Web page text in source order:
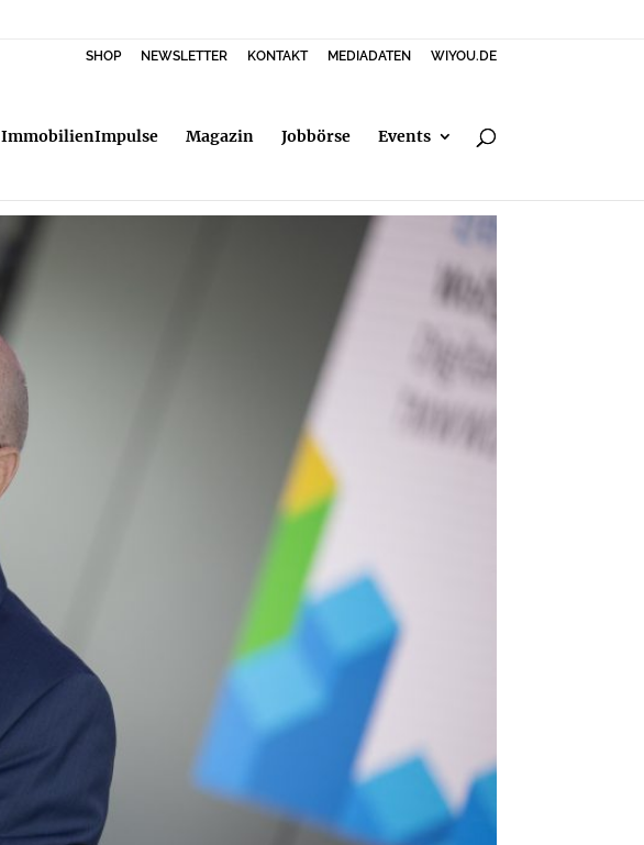
SHOP NEWSLETTER KONTAKT MEDIADATEN WIYOU.DE
ImmobilienImpulse Magazin Jobbörse Events